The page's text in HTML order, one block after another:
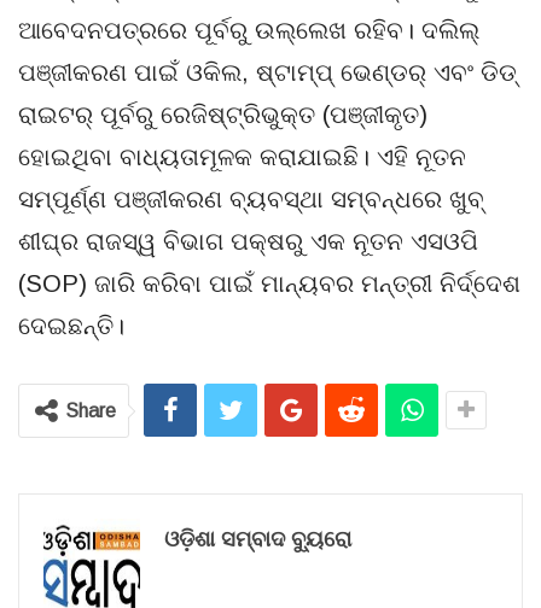
ଆବେଦନପତ୍ରରେ ପୂର୍ବରୁ ଉଲ୍ଲେଖ ରହିବ। ଦଲିଲ୍
ପଞ୍ଜୀକରଣ ପାଇଁ ଓକିଲ, ଷ୍ଟାମ୍ପ୍ ଭେଣ୍ଡର୍ ଏବଂ ଡିଡ୍
ରାଇଟର୍ ପୂର୍ବରୁ ରେଜିଷ୍ଟ୍ରିଭୁକ୍ତ (ପଞ୍ଜୀକୃତ)
ହୋଇଥିବା ବାଧ୍ୟତାମୂଳକ କରାଯାଇଛି। ଏହି ନୂତନ
ସମ୍ପୂର୍ଣ୍ଣ ପଞ୍ଜୀକରଣ ବ୍ୟବସ୍ଥା ସମ୍ବନ୍ଧରେ ଖୁବ୍
ଶୀଘ୍ର ରାଜସ୍ୱ ବିଭାଗ ପକ୍ଷରୁ ଏକ ନୂତନ ଏସଓପି
(SOP) ଜାରି କରିବା ପାଇଁ ମାନ୍ୟବର ମନ୍ତ୍ରୀ ନିର୍ଦ୍ଦେଶ
ଦେଇଛନ୍ତି।
Share
ଓଡ଼ିଶା ସମ୍ବାଦ ବ୍ୟୁରୋ